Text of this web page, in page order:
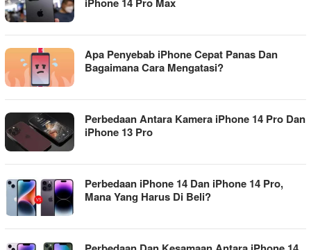
iPhone 14 Pro Max
Apa Penyebab iPhone Cepat Panas Dan
Bagaimana Cara Mengatasi?
Perbedaan Antara Kamera iPhone 14 Pro Dan
iPhone 13 Pro
Perbedaan iPhone 14 Dan iPhone 14 Pro,
Mana Yang Harus Di Beli?